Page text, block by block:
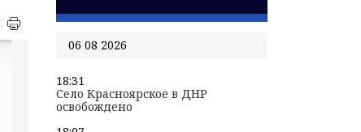
06 08 2026
18:31
Село Красноярское в ДНР
освобождено